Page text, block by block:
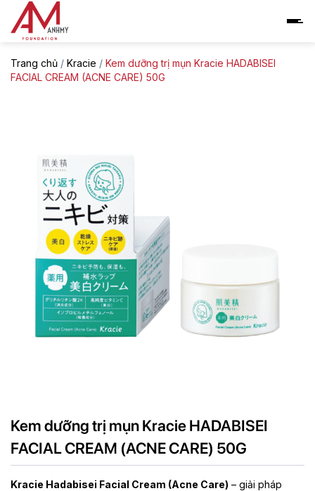
content
Trang chủ / Kracie / Kem dưỡng trị mụn Kracie HADABISEI
FACIAL CREAM (ACNE CARE) 50G
Kem dưỡng trị mụn Kracie HADABISEI
FACIAL CREAM (ACNE CARE) 50G
Kracie Hadabisei Facial Cream (Acne Care) – giải pháp